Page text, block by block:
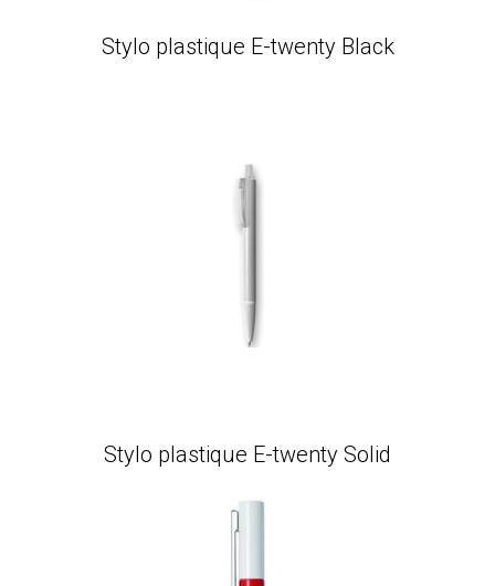
Stylo plastique E-twenty Black
Stylo plastique E-twenty Solid